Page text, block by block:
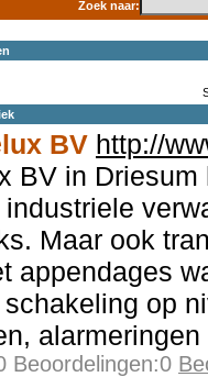
Zoek naar:
BV http://
BV in
Maar ook
appendages
op
Beoordelingen:0